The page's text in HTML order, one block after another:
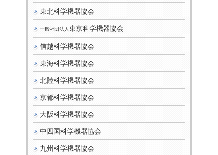
東北科学機器協会
一般社団法人 東京科学機器協会
信越科学機器協会
東海科学機器協会
北陸科学機器協会
京都科学機器協会
大阪科学機器協会
中四国科学機器協会
九州科学機器協会